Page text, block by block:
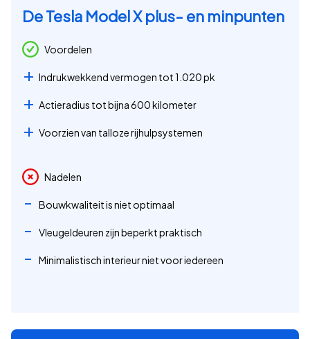
De Tesla Model X plus- en minpunten
Voordelen
Indrukwekkend vermogen tot 1.020 pk
Actieradius tot bijna 600 kilometer
Voorzien van talloze rijhulpsystemen
Nadelen
Bouwkwaliteit is niet optimaal
Vleugeldeuren zijn beperkt praktisch
Minimalistisch interieur niet voor iedereen